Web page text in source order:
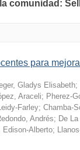
comunidad:
para
Gladys Elisabeth;
Araceli; Pherez-
Farley; Chamba-
Andrés; De
Edison-Alberto;